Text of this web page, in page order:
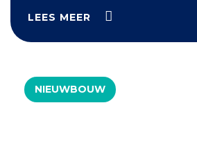
LEES MEER
NIEUWBOUW